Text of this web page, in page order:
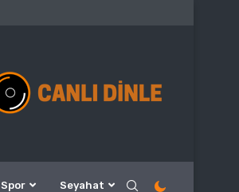
Spor Seyahat